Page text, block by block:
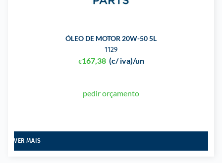
ÓLEO DE MOTOR 20W-50 5L
1129
€167,38 (c/ iva)/un
pedir orçamento
VER MAIS